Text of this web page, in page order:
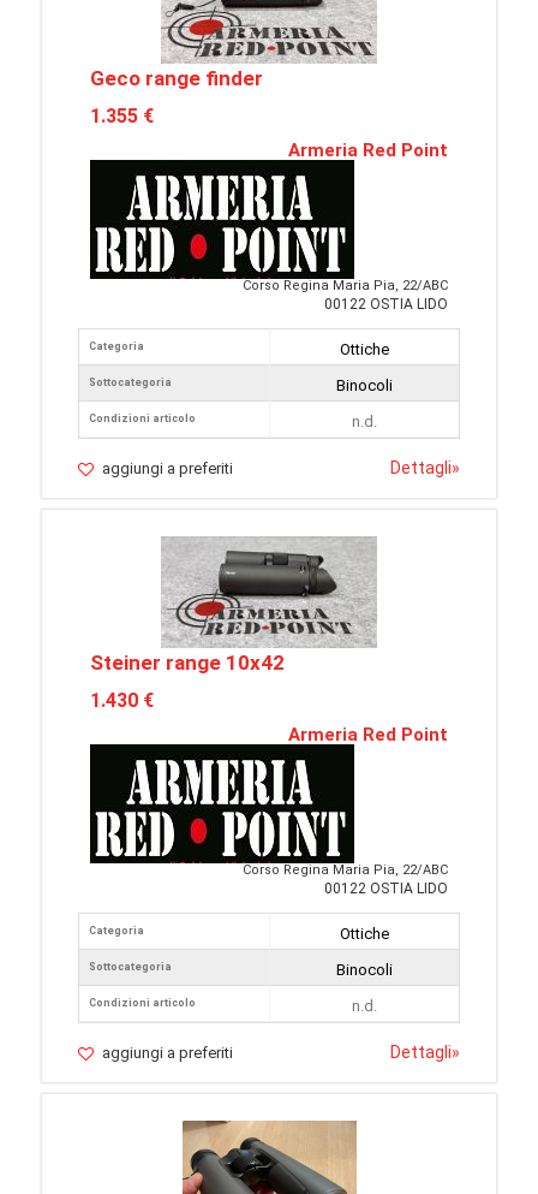
Geco range finder
1.355 €
Armeria Red Point
Corso Regina Maria Pia, 22/ABC
00122 OSTIA LIDO
Categoria
Sottocategoria
Condizioni articolo
Ottiche
Binocoli
n.d.
aggiungi a preferiti Dettagli»
Steiner range 10x42
1.430 €
Armeria Red Point
Corso Regina Maria Pia, 22/ABC
00122 OSTIA LIDO
Categoria
Sottocategoria
Condizioni articolo
Ottiche
Binocoli
n.d.
aggiungi a preferiti Dettagli»